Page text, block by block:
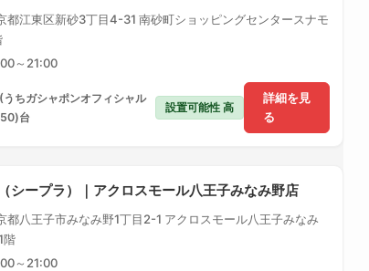
都江東区新砂3丁目4-31 南砂町ショッピングセンタースナモ
～21:00
詳細を見
る
ちガシャポンオフィシャル
台
設置可能性 高
シープラ）｜アクロスモール八王子みなみ野店
都八王子市みなみ野1丁目2-1 アクロスモール八王子みなみ
階
～21:00